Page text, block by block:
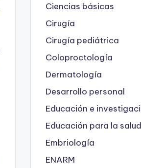
Ciencias básicas
Cirugía
Cirugía pediátrica
Coloproctología
Dermatología
Desarrollo personal
Educación e
Educación para la salud
Embriología
ENARM